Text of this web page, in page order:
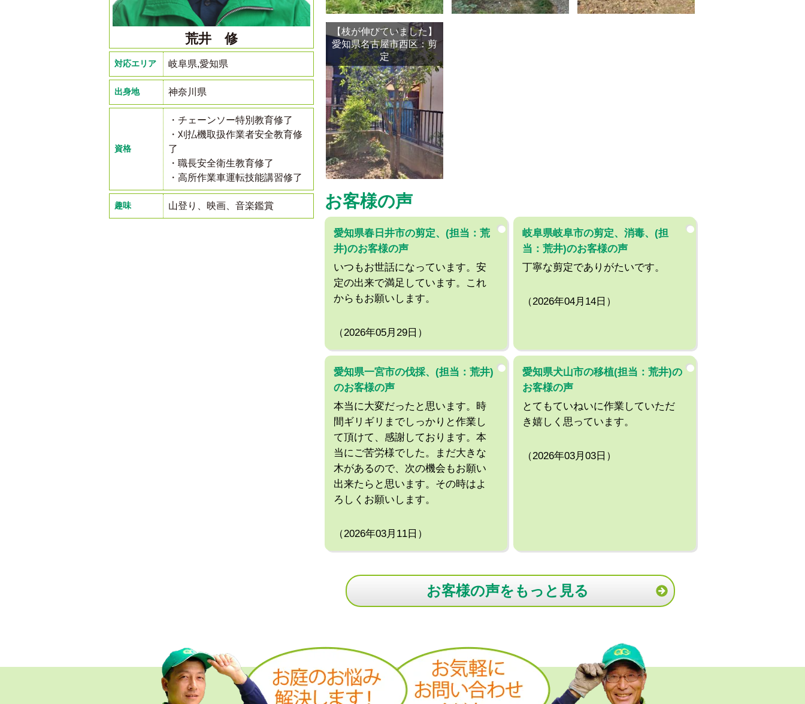
荒井 修
対応エリア 岐阜県,愛知県
出身地 神奈川県
資格
・チェーンソー特別教育修了
・刈払機取扱作業者安全教育修
了
・職長安全衛生教育修了
・高所作業車運転技能講習修了
趣味 山登り、映画、音楽鑑賞
【枝が伸びていました】
愛知県名古屋市西区：剪
定
お客様の声
愛知県春日井市の剪定、(担当：荒
井)のお客様の声
いつもお世話になっています。安
定の出来で満足しています。これ
からもお願いします。
（2026年05月29日）
岐阜県岐阜市の剪定、消毒、(担
当：荒井)のお客様の声
丁寧な剪定でありがたいです。
（2026年04月14日）
愛知県一宮市の伐採、(担当：荒井)
のお客様の声
本当に大変だったと思います。時
間ギリギリまでしっかりと作業し
て頂けて、感謝しております。本
当にご苦労様でした。まだ大きな
木があるので、次の機会もお願い
出来たらと思います。その時はよ
ろしくお願いします。
（2026年03月11日）
愛知県犬山市の移植(担当：荒井)の
お客様の声
とてもていねいに作業していただ
き嬉しく思っています。
（2026年03月03日）
お客様の声をもっと見る